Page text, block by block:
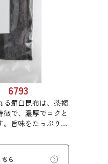
6793
る羅臼昆布は、茶褐
で、濃厚でコクと
旨味をたっぷり含
め、あらゆる用途
。
ら